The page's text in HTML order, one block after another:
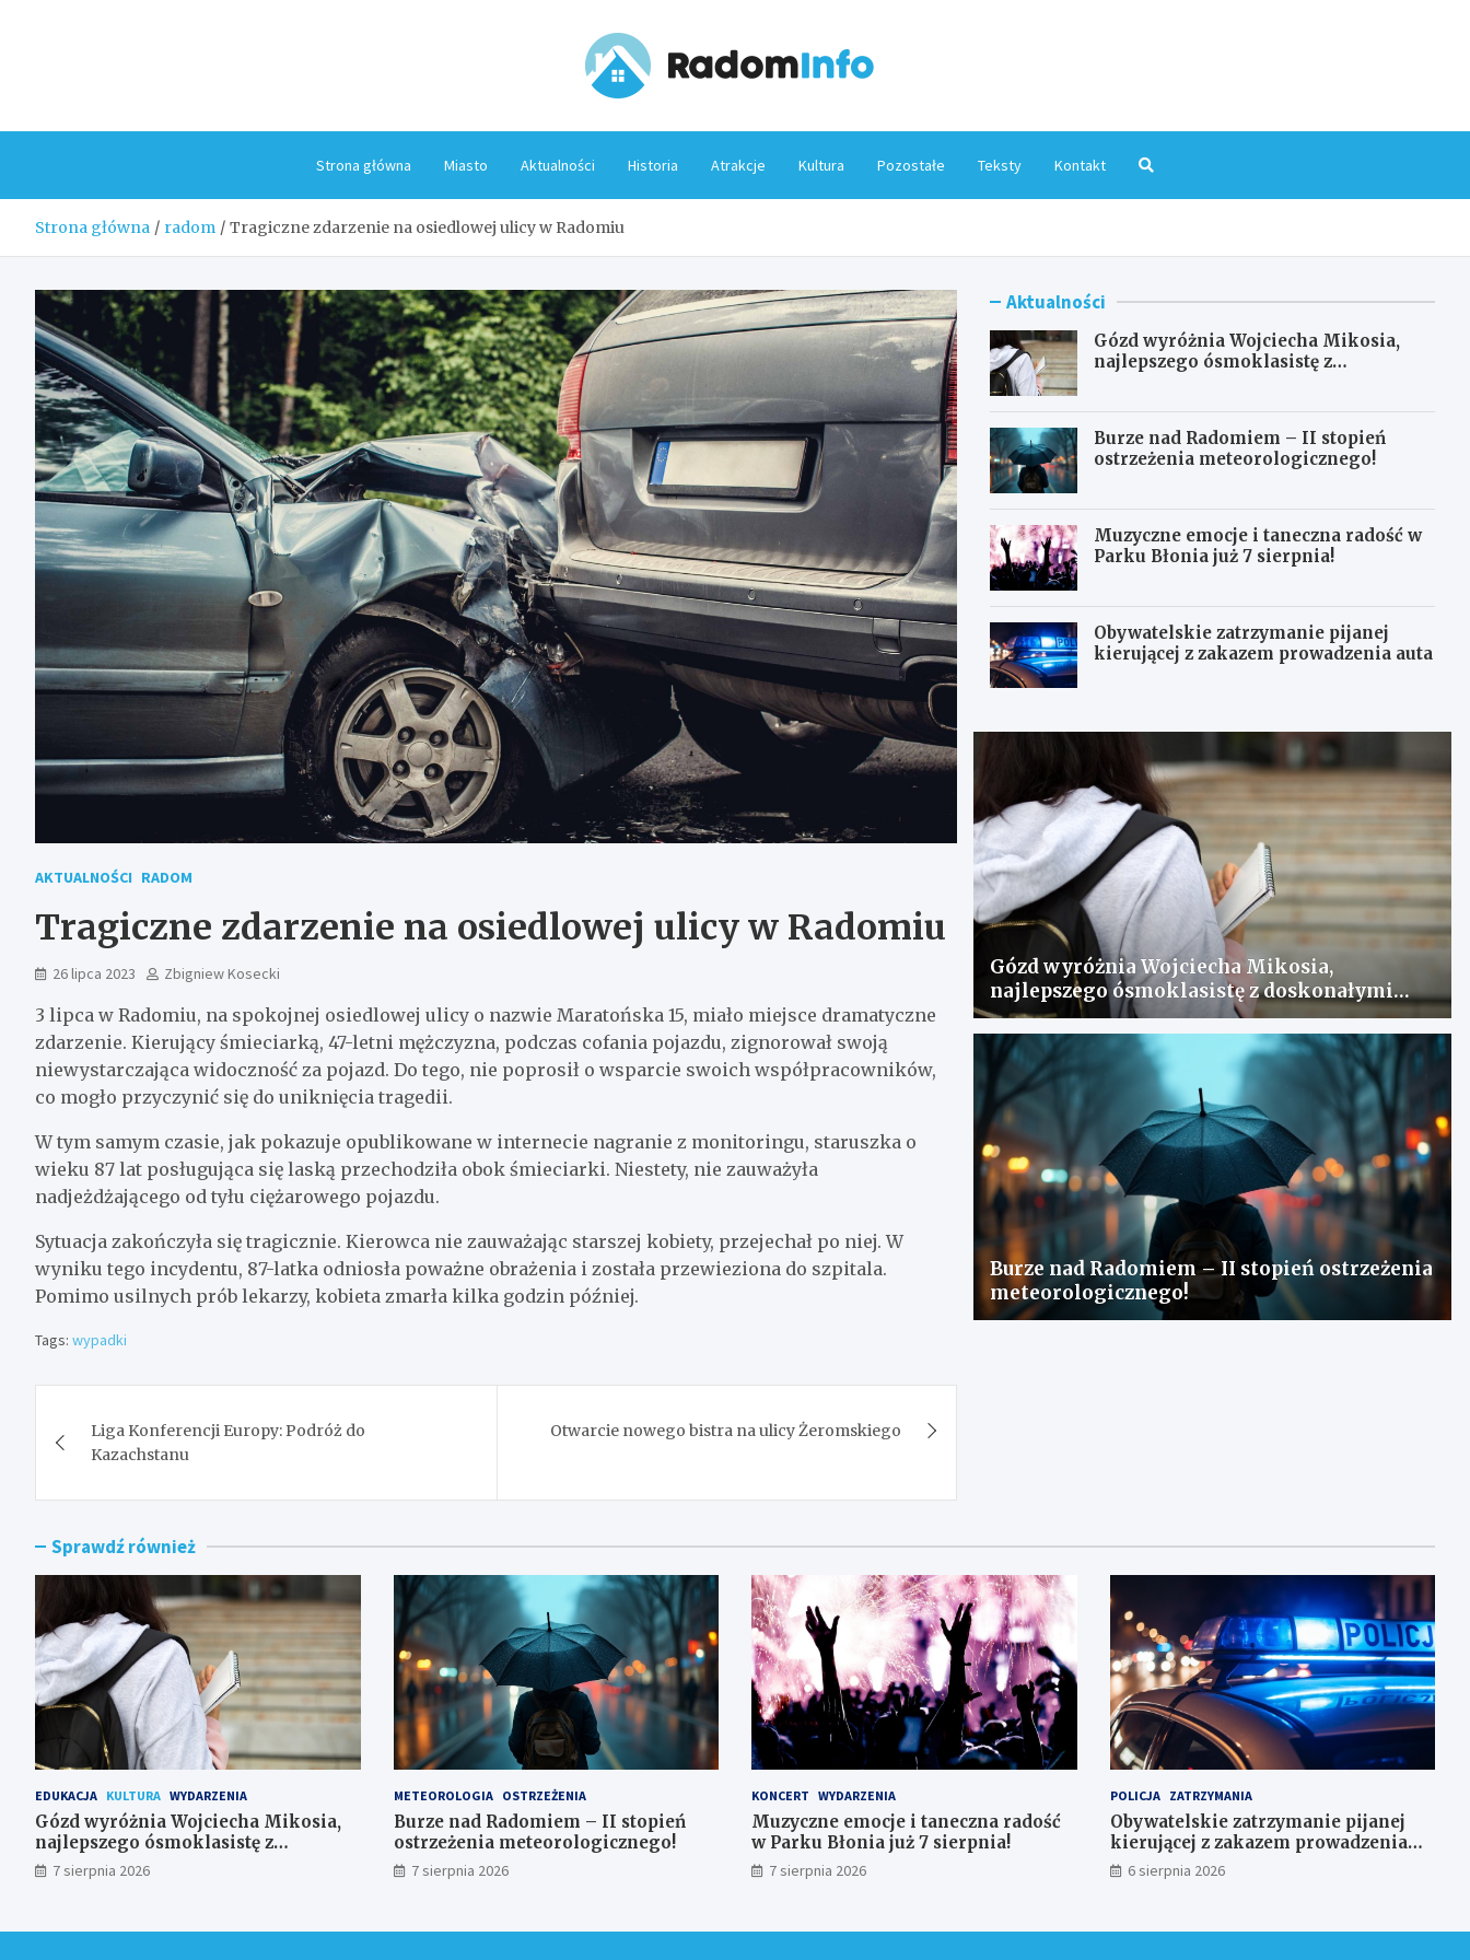
Strona główna Miasto Aktualności Historia Atrakcje Kultura Pozostałe Teksty Kontakt
Strona główna radom Tragiczne zdarzenie na osiedlowej ulicy w Radomiu
AKTUALNOŚCI RADOM
Tragiczne zdarzenie na osiedlowej ulicy w Radomiu
26 lipca 2023 Zbigniew Kosecki
3 lipca w Radomiu, na spokojnej osiedlowej ulicy o nazwie Maratońska 15, miało miejsce dramatyczne
zdarzenie. Kierujący śmieciarką, 47-letni mężczyzna, podczas cofania pojazdu, zignorował swoją
niewystarczająca widoczność za pojazd. Do tego, nie poprosił o wsparcie swoich współpracowników,
co mogło przyczynić się do uniknięcia tragedii.
W tym samym czasie, jak pokazuje opublikowane w internecie nagranie z monitoringu, staruszka o
wieku 87 lat posługująca się laską przechodziła obok śmieciarki. Niestety, nie zauważyła
nadjeżdżającego od tyłu ciężarowego pojazdu.
Sytuacja zakończyła się tragicznie. Kierowca nie zauważając starszej kobiety, przejechał po niej. W
wyniku tego incydentu, 87-latka odniosła poważne obrażenia i została przewieziona do szpitala.
Pomimo usilnych prób lekarzy, kobieta zmarła kilka godzin później.
Tags: wypadki
wpisu
Liga Konferencji Europy: Podróż do
Kazachstanu
Otwarcie nowego bistra na ulicy Żeromskiego
Aktualności
Gózd wyróżnia Wojciecha Mikosia,
najlepszego ósmoklasistę z
Burze nad Radomiem – II stopień
ostrzeżenia meteorologicznego!
Muzyczne emocje i taneczna radość w
Parku Błonia już 7 sierpnia!
Obywatelskie zatrzymanie pijanej
kierującej z zakazem prowadzenia auta
Gózd wyróżnia Wojciecha Mikosia,
najlepszego ósmoklasistę z doskonałymi
wynikami!
Burze nad Radomiem – II stopień ostrzeżenia
meteorologicznego!
Sprawdź również
EDUKACJA KULTURA WYDARZENIA
Gózd wyróżnia Wojciecha Mikosia,
najlepszego ósmoklasistę z
doskonałymi wynikami!
7 sierpnia 2026
METEOROLOGIA OSTRZEŻENIA
Burze nad Radomiem – II stopień
ostrzeżenia meteorologicznego!
7 sierpnia 2026
KONCERT WYDARZENIA
Muzyczne emocje i taneczna radość
w Parku Błonia już 7 sierpnia!
7 sierpnia 2026
POLICJA ZATRZYMANIA
Obywatelskie zatrzymanie pijanej
kierującej z zakazem prowadzenia
auta6 sierpnia 2026